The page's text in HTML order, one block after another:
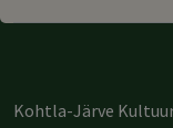
Kohtla-Järve